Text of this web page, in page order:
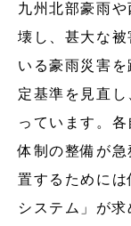
九州北部豪雨
壊し、甚大な
いる豪雨災害
定基準を見直
っています。
体制の整備が
置するために
システム」が求